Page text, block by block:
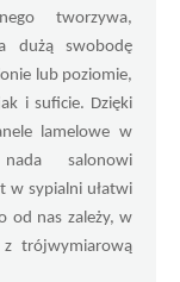
tworzywa,
dużą swobodę
lub poziomie,
i suficie. Dzięki
lamelowe w
salonowi
w sypialni ułatwi
od nas zależy, w
trójwymiarową